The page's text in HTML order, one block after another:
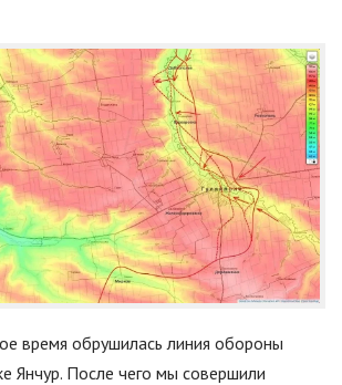
время обрушилась линия обороны
Янчур. После чего мы совершили